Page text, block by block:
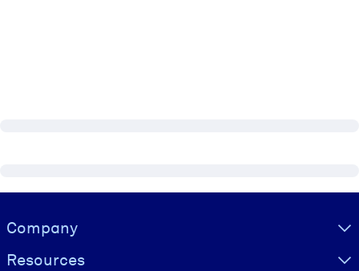
Visually hidden Text
Company
Resources